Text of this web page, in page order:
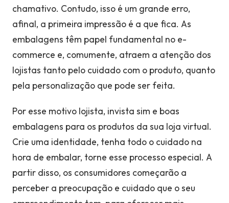
chamativo. Contudo, isso é um grande erro,
afinal, a primeira impressão é a que fica. As
embalagens têm papel fundamental no e-
commerce e, comumente, atraem a atenção dos
lojistas tanto pelo cuidado com o produto, quanto
pela personalização que pode ser feita.
Por esse motivo lojista, invista sim e boas
embalagens para os produtos da sua loja virtual.
Crie uma identidade, tenha todo o cuidado na
hora de embalar, torne esse processo especial. A
partir disso, os consumidores começarão a
perceber a preocupação e cuidado que o seu